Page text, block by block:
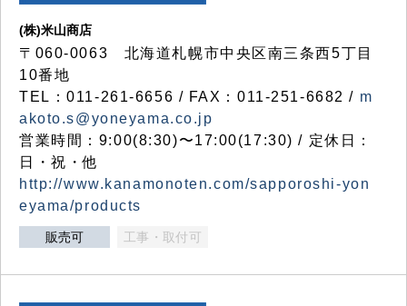
(株)米山商店
〒060-0063 北海道札幌市中央区南三条西5丁目
10番地
TEL：011-261-6656 / FAX：011-251-6682 / m
akoto.s@yoneyama.co.jp
営業時間：9:00(8:30)〜17:00(17:30) / 定休日：
日・祝・他
http://www.kanamonoten.com/sapporoshi-yon
eyama/products
販売可 工事・取付可